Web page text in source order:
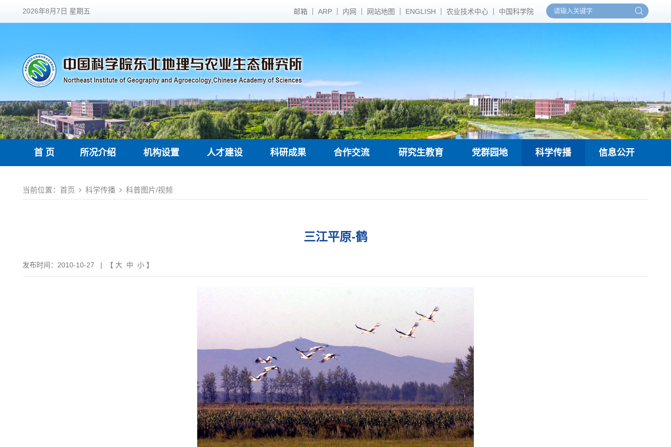
2026年8月7日 星期五 邮箱 ARP 内网 网站地图 ENGLISH 农业技术中心 中国科学院
首 页 所况介绍 机构设置 人才建设 科研成果 合作交流 研究生教育 党群园地 科学传播 信息公开
当前位置： 首页 科学传播 科普图片/视频
三江平原-鹤
发布时间：2010-10-27 | 【 大 中 小 】